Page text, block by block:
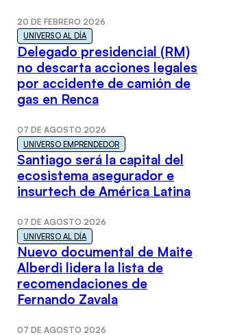
20 DE FEBRERO 2026
UNIVERSO AL DÍA
Delegado presidencial (RM)
no descarta acciones legales
por accidente de camión de
gas en Renca
07 DE AGOSTO 2026
UNIVERSO EMPRENDEDOR
Santiago será la capital del
ecosistema asegurador e
insurtech de América Latina
07 DE AGOSTO 2026
UNIVERSO AL DÍA
Nuevo documental de Maite
Alberdi lidera la lista de
recomendaciones de
Fernando Zavala
07 DE AGOSTO 2026